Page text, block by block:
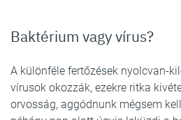
Baktérium vagy vírus?
A különféle fertőzések nyolcvan-
vírusok okozzák, ezekre ritka
orvosság, aggódnunk mégsem